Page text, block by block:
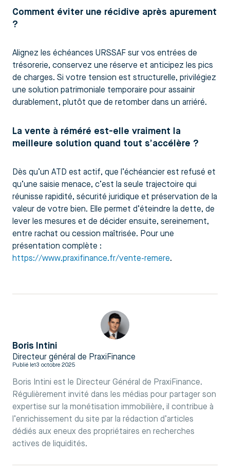
Comment éviter une récidive après apurement
?
Alignez les échéances URSSAF sur vos entrées de
trésorerie, conservez une réserve et anticipez les pics
de charges. Si votre tension est structurelle, privilégiez
une solution patrimoniale temporaire pour assainir
durablement, plutôt que de retomber dans un arriéré.
La vente à réméré est-elle vraiment la
meilleure solution quand tout s’accélère ?
Dès qu’un ATD est actif, que l’échéancier est refusé et
qu’une saisie menace, c’est la seule trajectoire qui
réunisse rapidité, sécurité juridique et préservation de la
valeur de votre bien. Elle permet d’éteindre la dette, de
lever les mesures et de décider ensuite, sereinement,
entre rachat ou cession maîtrisée. Pour une
présentation complète :
https://www.praxifinance.fr/vente-remere.
Boris Intini
Directeur général de PraxiFinance
Publié le13 octobre 2025
Boris Intini est le Directeur Général de PraxiFinance.
Régulièrement invité dans les médias pour partager son
expertise sur la monétisation immobilière, il contribue à
l’enrichissement du site par la rédaction d’articles
dédiés aux eneux des propriétaires en recherches
actives de liquidités.